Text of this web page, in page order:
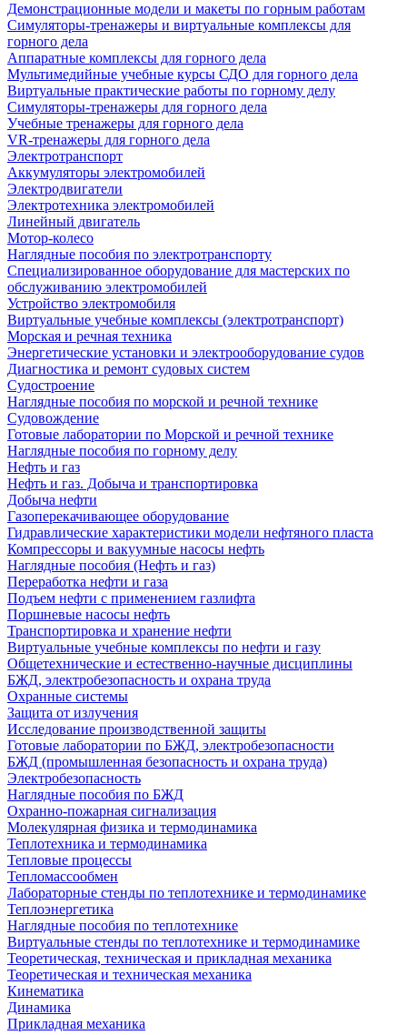
Демонстрационные модели и макеты по горным работам
Симуляторы-тренажеры и виртуальные комплексы для
горного дела
Аппаратные комплексы для горного дела
Мультимедийные учебные курсы СДО для горного дела
Виртуальные практические работы по горному делу
Симуляторы-тренажеры для горного дела
Учебные тренажеры для горного дела
VR-тренажеры для горного дела
Электротранспорт
Аккумуляторы электромобилей
Электродвигатели
Электротехника электромобилей
Линейный двигатель
Мотор-колесо
Наглядные пособия по электротранспорту
Специализированное оборудование для мастерских по
обслуживанию электромобилей
Устройство электромобиля
Виртуальные учебные комплексы (электротранспорт)
Морская и речная техника
Энергетические установки и электрооборудование судов
Диагностика и ремонт судовых систем
Судостроение
Наглядные пособия по морской и речной технике
Судовождение
Готовые лаборатории по Морской и речной технике
Наглядные пособия по горному делу
Нефть и газ
Нефть и газ. Добыча и транспортировка
Добыча нефти
Газоперекачивающее оборудование
Гидравлические характеристики модели нефтяного пласта
Компрессоры и вакуумные насосы нефть
Наглядные пособия (Нефть и газ)
Переработка нефти и газа
Подъем нефти с применением газлифта
Поршневые насосы нефть
Транспортировка и хранение нефти
Виртуальные учебные комплексы по нефти и газу
Общетехнические и естественно-научные дисциплины
БЖД, электробезопасность и охрана труда
Охранные системы
Защита от излучения
Исследование производственной защиты
Готовые лаборатории по БЖД, электробезопасности
БЖД (промышленная безопасность и охрана труда)
Электробезопасность
Наглядные пособия по БЖД
Охранно-пожарная сигнализация
Молекулярная физика и термодинамика
Теплотехника и термодинамика
Тепловые процессы
Тепломассообмен
Лабораторные стенды по теплотехнике и термодинамике
Теплоэнергетика
Наглядные пособия по теплотехнике
Виртуальные стенды по теплотехнике и термодинамике
Теоретическая, техническая и прикладная механика
Теоретическая и техническая механика
Кинематика
Динамика
Прикладная механика